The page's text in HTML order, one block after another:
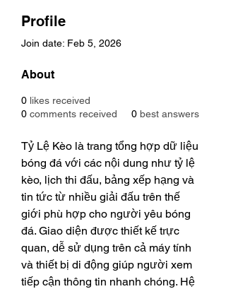
Profile
Join date: Feb 5, 2026
About
0 likes received
0 comments received 0 best answers
Tỷ Lệ Kèo là trang tổng hợp dữ liệu
bóng đá với các nội dung như tỷ lệ
kèo, lịch thi đấu, bảng xếp hạng và
tin tức từ nhiều giải đấu trên thế
giới phù hợp cho người yêu bóng
đá. Giao diện được thiết kế trực
quan, dễ sử dụng trên cả máy tính
và thiết bị di động giúp người xem
tiếp cận thông tin nhanh chóng. Hệ